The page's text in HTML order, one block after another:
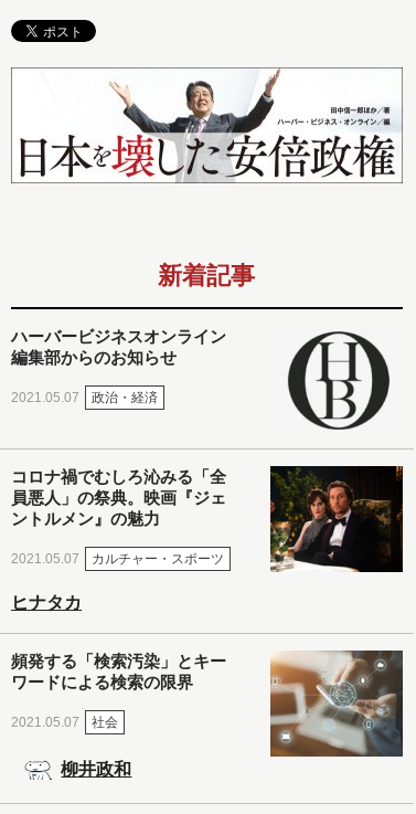
新着記事
ハーバービジネスオンライン
編集部からのお知らせ
2021.05.07 政治・経済
コロナ禍でむしろ沁みる「全
員悪人」の祭典。映画『ジェ
ントルメン』の魅力
2021.05.07 カルチャー・スポーツ
ヒナタカ
頻発する「検索汚染」とキー
ワードによる検索の限界
2021.05.07 社会
柳井政和